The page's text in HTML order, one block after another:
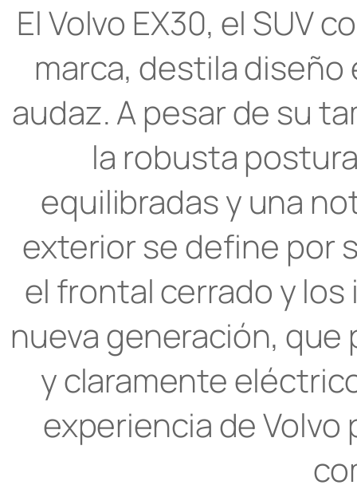
El Volvo EX30, el SUV
marca, destila
audaz. A pesar de su
la robusta
equilibradas y una
exterior se define por
el frontal cerrado y
nueva generación,
y claramente
experiencia de